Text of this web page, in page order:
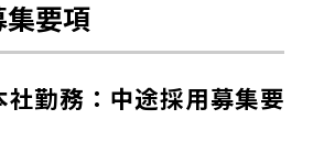
要項
社勤務：中途採用募集要